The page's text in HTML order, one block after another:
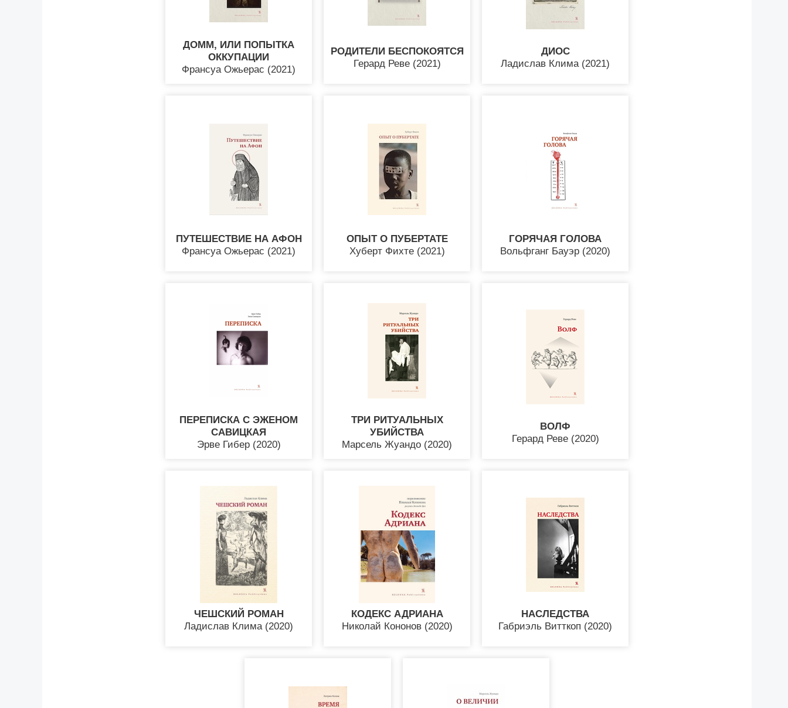
ДОММ, ИЛИ ПОПЫТКА
ОККУПАЦИИ
Франсуа Ожьерас (2021)
РОДИТЕЛИ БЕСПОКОЯТСЯ
Герард Реве (2021)
ДИОС
Ладислав Клима (2021)
ПУТЕШЕСТВИЕ НА АФОН
Франсуа Ожьерас (2021)
ОПЫТ О ПУБЕРТАТЕ
Хуберт Фихте (2021)
ГОРЯЧАЯ ГОЛОВА
Вольфганг Бауэр (2020)
ПЕРЕПИСКА С ЭЖЕНОМ
САВИЦКАЯ
Эрве Гибер (2020)
ТРИ РИТУАЛЬНЫХ
УБИЙСТВА
Марсель Жуандо (2020)
ВОЛФ
Герард Реве (2020)
ЧЕШСКИЙ РОМАН
Ладислав Клима (2020)
КОДЕКС АДРИАНА
Николай Кононов (2020)
НАСЛЕДСТВА
Габриэль Витткоп (2020)